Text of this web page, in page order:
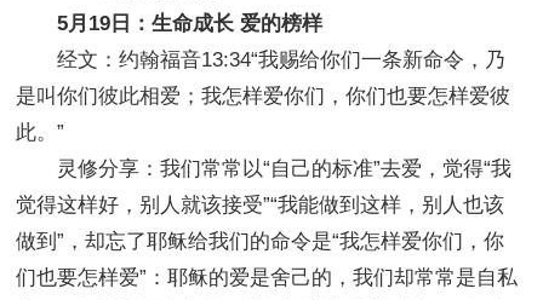
5月19日：生命成长 爱的榜样
经文：约翰福音13:34“我赐给你们一条新命令，乃
是叫你们彼此相爱；我怎样爱你们，你们也要怎样爱彼
此。”
灵修分享：我们常常以“自己的标准”去爱，觉得“我
觉得这样好，别人就该接受”“我能做到这样，别人也该
做到”，却忘了耶稣给我们的命令是“我怎样爱你们，你
们也要怎样爱”：耶稣的爱是舍己的，我们却常常是自私